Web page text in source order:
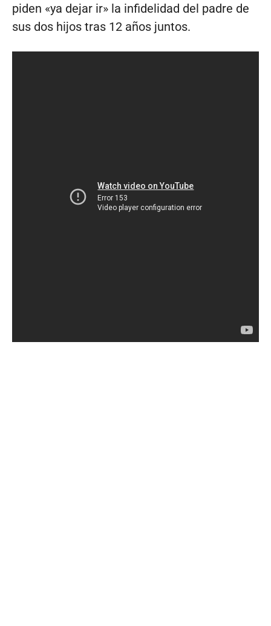
piden «ya dejar ir» la infidelidad del padre de
sus dos hijos tras 12 años juntos.